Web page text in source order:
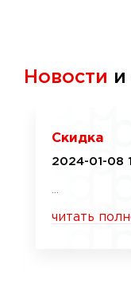
Новости и
Скидка
2024-01-08
читать